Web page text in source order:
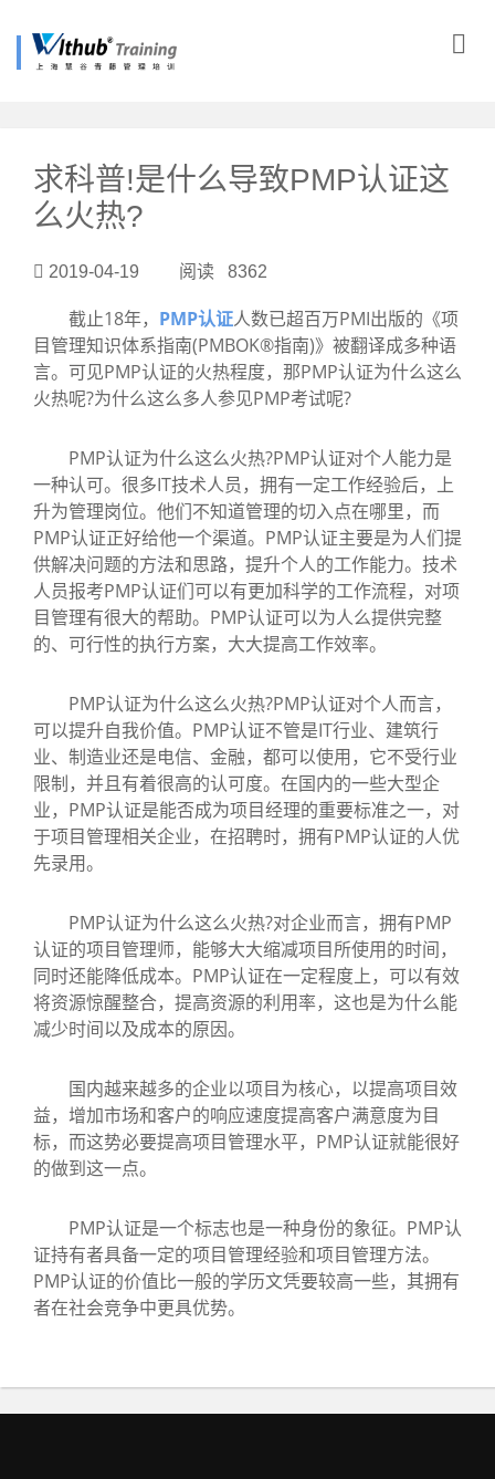
求科普!是什么导致PMP认证这
么火热?
2019-04-19 阅读 8362
截止18年， PMP认证人数已超百万PMI出版的《项
目管理知识体系指南(PMBOK®指南)》被翻译成多种语
言。可见PMP认证的火热程度，那PMP认证为什么这么
火热呢?为什么这么多人参见PMP考试呢?
PMP认证为什么这么火热?PMP认证对个人能力是
一种认可。很多IT技术人员，拥有一定工作经验后，上
升为管理岗位。他们不知道管理的切入点在哪里，而
PMP认证正好给他一个渠道。PMP认证主要是为人们提
供解决问题的方法和思路，提升个人的工作能力。技术
人员报考PMP认证们可以有更加科学的工作流程，对项
目管理有很大的帮助。PMP认证可以为人么提供完整
的、可行性的执行方案，大大提高工作效率。
PMP认证为什么这么火热?PMP认证对个人而言，
可以提升自我价值。PMP认证不管是IT行业、建筑行
业、制造业还是电信、金融，都可以使用，它不受行业
限制，并且有着很高的认可度。在国内的一些大型企
业，PMP认证是能否成为项目经理的重要标准之一，对
于项目管理相关企业，在招聘时，拥有PMP认证的人优
先录用。
PMP认证为什么这么火热?对企业而言，拥有PMP
认证的项目管理师，能够大大缩减项目所使用的时间，
同时还能降低成本。PMP认证在一定程度上，可以有效
将资源惊醒整合，提高资源的利用率，这也是为什么能
减少时间以及成本的原因。
国内越来越多的企业以项目为核心，以提高项目效
益，增加市场和客户的响应速度提高客户满意度为目
标，而这势必要提高项目管理水平，PMP认证就能很好
的做到这一点。
PMP认证是一个标志也是一种身份的象征。PMP认
证持有者具备一定的项目管理经验和项目管理方法。
PMP认证的价值比一般的学历文凭要较高一些，其拥有
者在社会竞争中更具优势。